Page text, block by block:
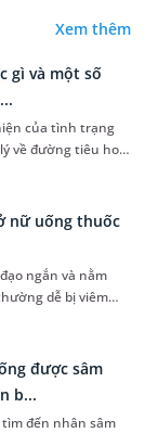
Xem thêm
gì và một số
của tình trạng
về đường tiêu hoá
cụ thể, bác sĩ sẽ
nữ uống thuốc
ngắn và nằm
dễ bị viêm
Tùy theo nguyên
được sâm
b...
đến nhân sâm